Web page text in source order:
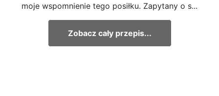
moje wspomnienie tego posiłku. Zapytany o s...
Zobacz cały przepis...